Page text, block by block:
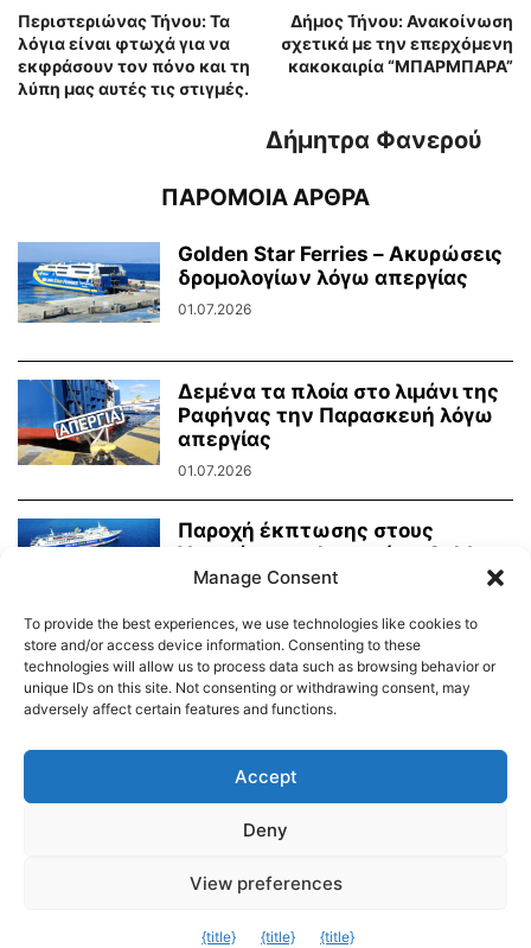
Περιστεριώνας Τήνου: Τα
λόγια είναι φτωχά για να
εκφράσουν τον πόνο και τη
λύπη μας αυτές τις στιγμές.
Δήμος Τήνου: Ανακοίνωση
σχετικά με την επερχόμενη
κακοκαιρία “ΜΠΑΡΜΠΑΡΑ”
Δήμητρα Φανερού
ΠΑΡΟΜΟΙΑ ΑΡΘΡΑ
Golden Star Ferries – Ακυρώσεις
δρομολογίων λόγω απεργίας
01.07.2026
Δεμένα τα πλοία στο λιμάνι της
Ραφήνας την Παρασκευή λόγω
απεργίας
01.07.2026
Παροχή έκπτωσης στους
Υποψήφιους Φοιτητές – Golden
Star Ferries
Δημοτικό Λιμενικό Ταμείο Τήνου – Άνδρου
© 2026
Manage Consent
To provide the best experiences, we use technologies like cookies to
store and/or access device information. Consenting to these
technologies will allow us to process data such as browsing behavior or
unique IDs on this site. Not consenting or withdrawing consent, may
adversely affect certain features and functions.
Accept
Deny
View preferences
{title} {title} {title}
Exit mobile version